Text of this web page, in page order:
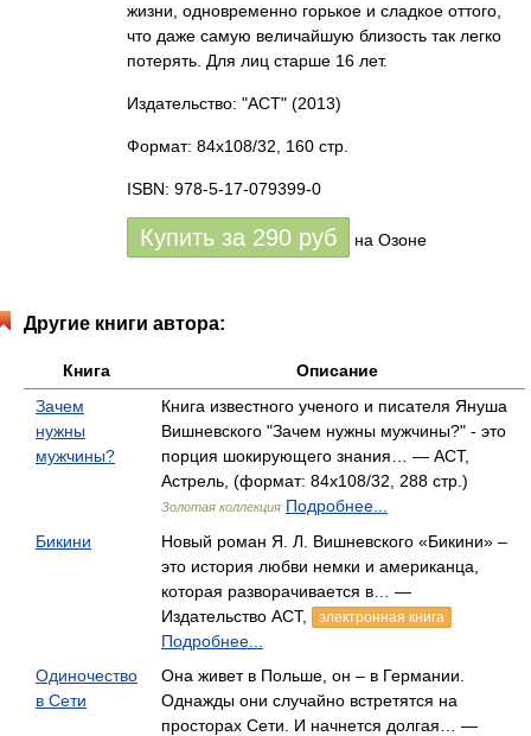
жизни, одновременно горькое и сладкое оттого,
что даже самую величайшую близость так легко
потерять. Для лиц старше 16 лет.
Издательство: "АСТ" (2013)
Формат: 84x108/32, 160 стр.
ISBN: 978-5-17-079399-0
Купить за 290 руб на Озоне
Другие книги автора:
Книга
Описание
Зачем
нужны
мужчины?
Книга известного ученого и писателя Януша
Вишневского "Зачем нужны мужчины?" - это
порция шокирующего знания… — АСТ,
Астрель, (формат: 84x108/32, 288 стр.)
Золотая коллекция Подробнее...
Бикини
Новый роман Я. Л. Вишневского «Бикини» –
это история любви немки и американца,
которая разворачивается в… —
Издательство АСТ,
электронная книга
Подробнее...
Одиночество
в Сети
Она живет в Польше, он – в Германии.
Однажды они случайно встретятся на
просторах Сети. И начнется долгая… —